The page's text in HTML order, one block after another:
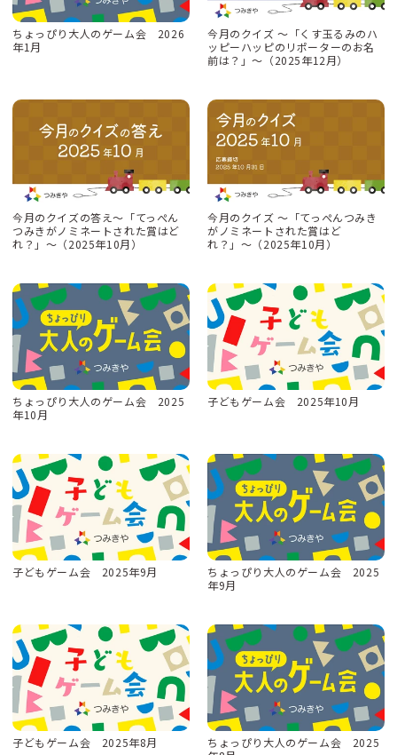
ちょっぴり大人のゲーム会 2026
年1月
今月のクイズ 〜「くす玉るみのハ
ッピーハッピのリポーターのお名
前は？」〜（2025年12月）
今月のクイズの答え〜「てっぺん
つみきがノミネートされた賞はど
れ？」〜（2025年10月）
今月のクイズ 〜「てっぺんつみき
がノミネートされた賞はど
れ？」〜（2025年10月）
ちょっぴり大人のゲーム会 2025
年10月
子どもゲーム会 2025年10月
子どもゲーム会 2025年9月
ちょっぴり大人のゲーム会 2025
年9月
子どもゲーム会 2025年8月
ちょっぴり大人のゲーム会 2025